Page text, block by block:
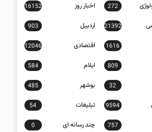
272 اخبار روز 16152
21392 اردبیل 903
1616 اقتصادی 12046
809 ایلام 584
32 بوشهر 485
9594 تبلیغات 54
757 چند رسانه ای 0